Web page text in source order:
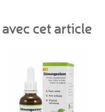
cet article